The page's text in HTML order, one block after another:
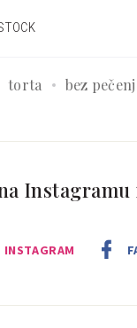
torta bez
Instagramu
INSTAGRAM